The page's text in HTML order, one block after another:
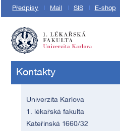
Předpisy Mail SIS E-shop
Kontakty
Univerzita Karlova
1. lékařská fakulta
Kateřinská 1660/32